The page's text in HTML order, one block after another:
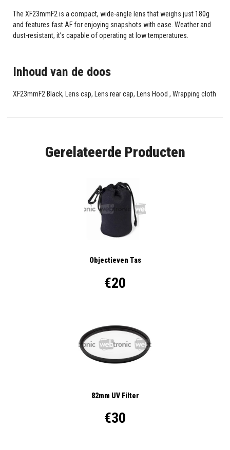
The XF23mmF2 is a compact, wide-angle lens that weighs just 180g
and features fast AF for enjoying snapshots with ease. Weather and
dust-resistant, it’s capable of operating at low temperatures.
Inhoud van de doos
XF23mmF2 Black, Lens cap, Lens rear cap, Lens Hood , Wrapping cloth
Gerelateerde Producten
Objectieven Tas
€20
82mm UV Filter
€30